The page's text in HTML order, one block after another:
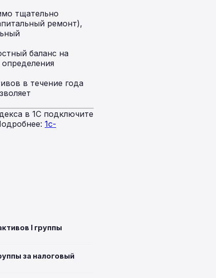
тщательно
ремонт),
баланс на
в течение года
в 1С подключите
1c-
I группы
за налоговый